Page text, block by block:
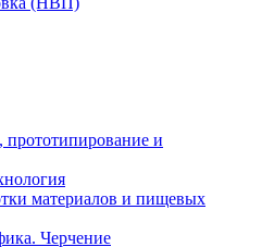
и
материалов и пищевых
Черчение